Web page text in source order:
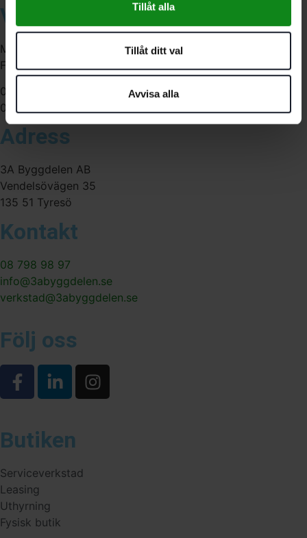
Tillåt alla
Tillåt ditt val
Avvisa alla
Våra öppettider
Måndag-Torsdag:
Fredag:
07:00-16:00
07:00-15:00
Adress
3A Byggdelen AB
Vendelsövägen 35
135 51 Tyresö
Kontakt
08 798 98 97
info@3abyggdelen.se
verkstad@3abyggdelen.se
Följ oss
Butiken
Serviceverkstad
Leasing
Uthyrning
Fysisk butik